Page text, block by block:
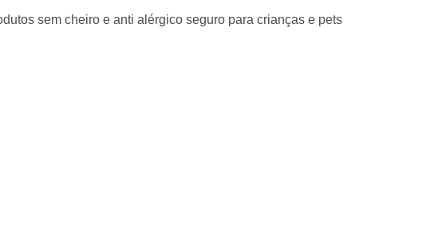
sem cheiro e anti alérgico seguro para crianças e pets